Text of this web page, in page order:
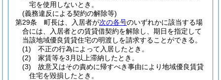
宅を使用しないとき。
(義務違反による契約の解除等)
第29条
町長は、入居者が次の各号のいずれかに該当する場
合には、入居者との賃貸借契約を解除し、期日を指定して
当該地域優良賃貸住宅の明渡しを請求することができる。
(1)
不正の行為によって入居したとき。
(2)
家賃等を3月以上滞納したとき。
(3)
故意又はその責めに帰すべき事由により地域優良賃貸
住宅を毀損したとき。